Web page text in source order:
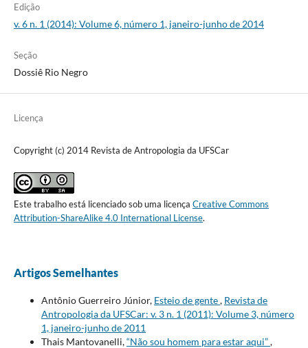
Edição
v. 6 n. 1 (2014): Volume 6, número 1, janeiro-junho de 2014
Seção
Dossiê Rio Negro
Licença
Copyright (c) 2014 Revista de Antropologia da UFSCar
Este trabalho está licenciado sob uma licença Creative Commons
Attribution-ShareAlike 4.0 International License.
Artigos Semelhantes
Antônio Guerreiro Júnior, Esteio de gente, Revista de
Antropologia da UFSCar: v. 3 n. 1 (2011): Volume 3, número
1, janeiro-junho de 2011
Thais Mantovanelli,“Não sou homem para estar aqui”,